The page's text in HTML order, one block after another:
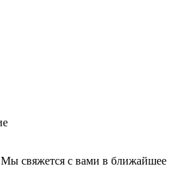
Мы свяжется с вами в ближайшее